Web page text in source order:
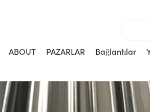
ABOUT PAZARLAR Bağlantılar